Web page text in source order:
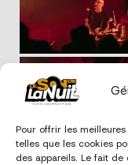
Pour offrir les
telles que les cookies
des appareils. Le fait